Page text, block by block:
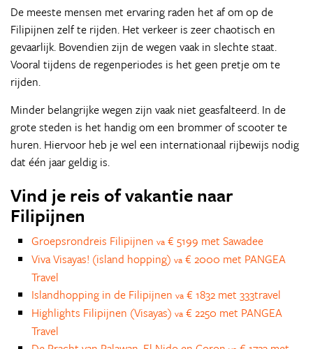
De meeste mensen met ervaring raden het af om op de
Filipijnen zelf te rijden. Het verkeer is zeer chaotisch en
gevaarlijk. Bovendien zijn de wegen vaak in slechte staat.
Vooral tijdens de regenperiodes is het geen pretje om te
rijden.
Minder belangrijke wegen zijn vaak niet geasfalteerd. In de
grote steden is het handig om een brommer of scooter te
huren. Hiervoor heb je wel een internationaal rijbewijs nodig
dat één jaar geldig is.
Vind je reis of vakantie naar
Filipijnen
Groepsrondreis Filipijnen va € 5199 met Sawadee
Viva Visayas! (island hopping) va € 2000 met PANGEA
Travel
Islandhopping in de Filipijnen va € 1832 met 333travel
Highlights Filipijnen (Visayas) va € 2250 met PANGEA
Travel